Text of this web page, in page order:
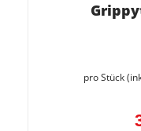
pro Stück